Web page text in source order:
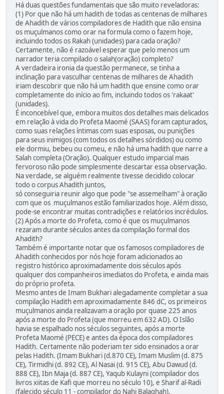
Há duas questões fundamentais que são muito reveladoras:
(1) Por que não há um hadith de todas as centenas de milhares
de Ahadith de vários compiladores de Hadith que não ensina
os muçulmanos como orar na formula como o fazem hoje,
incluindo todos os Rakah (unidades) para cada oração?
Certamente, não é razoável esperar que pelo menos um
narrador teria compilado o salah(oração) completo?
A verdadeira ironia da questão permanece, se tinha a
inclinação para vasculhar centenas de milhares de Ahadith
iriam descobrir que não há um hadith que ensine como orar
completamente do início ao fim, incluindo todos os 'rakaat'
(unidades).
É inconcebível que, embora muitos dos detalhes mais delicados
em relação à vida do Profeta Maomé (SAAS) foram capturados,
como suas relações íntimas com suas esposas, ou punições
para seus inimigos (com todos os detalhes sórdidos) ou como
ele dormiu, bebeu ou comeu, e não há uma hadith que narre a
Salah completa (Oração). Qualquer estudo imparcial mais
fervoroso não pode simplesmente descartar essa observação.
Na verdade, se alguém realmente tivesse decidido colocar
todo o corpus Ahadith juntos,
só conseguiria reunir algo que pode "se assemelham" à oração
com que os muçulmanos estão familiarizados hoje. Além disso,
pode-se encontrar muitas contradições e relatórios incrédulos.
(2) Após a morte do Profeta, como é que os muçulmanos
rezaram durante séculos antes da compilação formal dos
Ahadith?
Também é importante notar que os famosos compiladores de
Ahadith conhecidos por nós hoje foram adicionados ao
registro histórico aproximadamente dois séculos após
qualquer dos companheiros imediatos do Profeta, e ainda mais
do próprio profeta.
Mesmo antes de Imam Bukhari alegadamente completar a sua
compilação Hadith em aproximadamente 846 dC, os primeiros
muçulmanos ainda realizavam a oração por quase 225 anos
após a morte do Profeta (que morreu em 632 AD). O Islão
havia se espalhado nos séculos seguintes, após a morte
Profeta Maomé (PECE) e antes da época dos compiladores
Hadith. Certamente não poderiam ter sido ensinados a orar
pelas Hadith. (Imam Bukhari (d.870 CE), Imam Muslim (d. 875
CE), Tirmidhi (d. 892 CE), Al Nasai (d. 915 CE), Abu Dawud (d.
888 CE), Ibn Maja (d. 887 CE), Yaqub Kulayni (compilador dos
livros xiitas de Kafi que morreu no século 10), e Sharif al-Radi
(falecido século 11 - compilador do Nahj Balaghah).